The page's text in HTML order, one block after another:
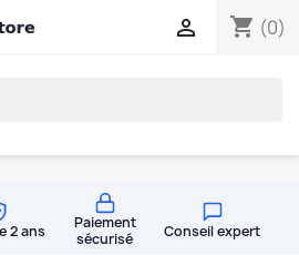
shopping_cart (0)

2 ans
Paiement
sécurisé
Conseil expert